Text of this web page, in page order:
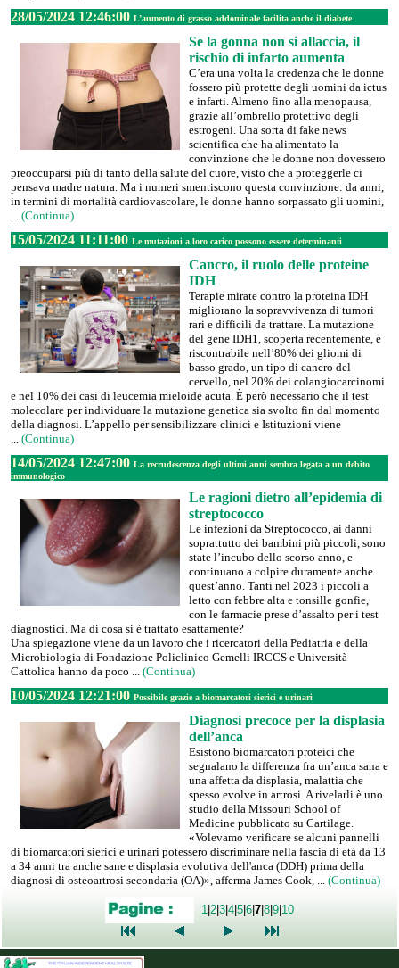
28/05/2024 12:46:00 L’aumento di grasso addominale facilita anche il diabete
Se la gonna non si allaccia, il
rischio di infarto aumenta
C’era una volta la credenza che le donne
fossero più protette degli uomini da ictus
e infarti. Almeno fino alla menopausa,
grazie all’ombrello protettivo degli
estrogeni. Una sorta di fake news
scientifica che ha alimentato la
convinzione che le donne non dovessero
preoccuparsi più di tanto della salute del cuore, visto che a proteggerle ci
pensava madre natura. Ma i numeri smentiscono questa convinzione: da anni,
in termini di mortalità cardiovascolare, le donne hanno sorpassato gli uomini,
... (Continua)
15/05/2024 11:11:00 Le mutazioni a loro carico possono essere determinanti
Cancro, il ruolo delle proteine
IDH
Terapie mirate contro la proteina IDH
migliorano la sopravvivenza di tumori
rari e difficili da trattare. La mutazione
del gene IDH1, scoperta recentemente, è
riscontrabile nell’80% dei gliomi di
basso grado, un tipo di cancro del
cervello, nel 20% dei colangiocarcinomi
e nel 10% dei casi di leucemia mieloide acuta. È però necessario che il test
molecolare per individuare la mutazione genetica sia svolto fin dal momento
della diagnosi. L’appello per sensibilizzare clinici e Istituzioni viene
... (Continua)
14/05/2024 12:47:00 La recrudescenza degli ultimi anni sembra legata a un debito
immunologico
Le ragioni dietro all’epidemia di
streptococco
Le infezioni da Streptococco, ai danni
soprattutto dei bambini più piccoli, sono
state l’incubo dello scorso anno, e
continuano a colpire duramente anche
quest’anno. Tanti nel 2023 i piccoli a
letto con febbre alta e tonsille gonfie,
con le farmacie prese d’assalto per i test
diagnostici. Ma di cosa si è trattato esattamente?
Una spiegazione viene da un lavoro che i ricercatori della Pediatria e della
Microbiologia di Fondazione Policlinico Gemelli IRCCS e Università
Cattolica hanno da poco ... (Continua)
10/05/2024 12:21:00 Possibile grazie a biomarcatori sierici e urinari
Diagnosi precoce per la displasia
dell’anca
Esistono biomarcatori proteici che
segnalano la differenza fra un’anca sana e
una affetta da displasia, malattia che
spesso evolve in artrosi. A rivelarli è uno
studio della Missouri School of
Medicine pubblicato su Cartilage.
«Volevamo verificare se alcuni pannelli
di biomarcatori sierici e urinari potessero discriminare nella fascia di età da 13
a 34 anni tra anche sane e displasia evolutiva dell'anca (DDH) prima della
diagnosi di osteoartrosi secondaria (OA)», afferma James Cook, ... (Continua)
1 |2|3|4|5|6|7|8|9|10